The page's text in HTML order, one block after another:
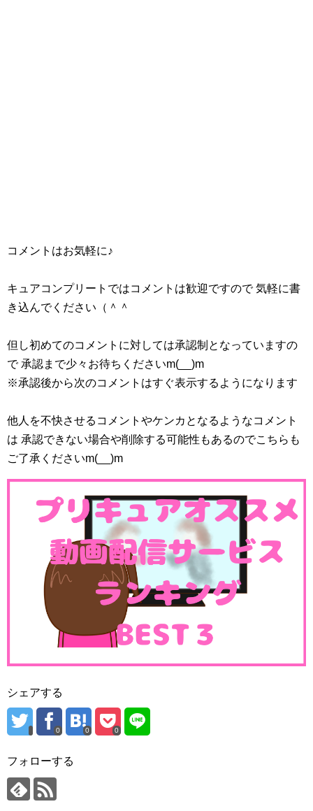
コメントはお気軽に♪
キュアコンプリートではコメントは歓迎ですので 気軽に書
き込んでください（＾＾
但し初めてのコメントに対しては承認制となっていますの
で 承認まで少々お待ちくださいm(__)m
※承認後から次のコメントはすぐ表示するようになります
他人を不快させるコメントやケンカとなるようなコメント
は 承認できない場合や削除する可能性もあるのでこちらも
ご了承くださいm(__)m
シェアする
0 0 0
フォローする